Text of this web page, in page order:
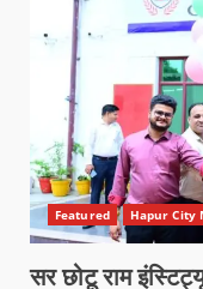
Featured Hapur City
सर छोटू राम